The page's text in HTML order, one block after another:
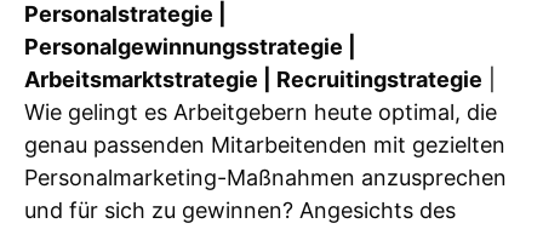
Personalstrategie |
Personalgewinnungsstrategie |
Arbeitsmarktstrategie | Recruitingstrategie
Wie gelingt es Arbeitgebern heute optimal, die
genau passenden Mitarbeitenden mit gezielten
Personalmarketing-Maßnahmen anzusprechen
und für sich zu gewinnen? Angesichts des